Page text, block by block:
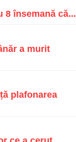
8 însemană că...
a murit
plafonarea